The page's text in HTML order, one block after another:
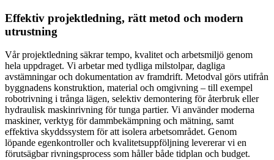
Effektiv projektledning, rätt metod och modern
utrustning
Vår projektledning säkrar tempo, kvalitet och arbetsmiljö genom
hela uppdraget. Vi arbetar med tydliga milstolpar, dagliga
avstämningar och dokumentation av framdrift. Metodval görs utifrån
byggnadens konstruktion, material och omgivning – till exempel
robotrivning i trånga lägen, selektiv demontering för återbruk eller
hydraulisk maskinrivning för tunga partier. Vi använder moderna
maskiner, verktyg för dammbekämpning och mätning, samt
effektiva skyddssystem för att isolera arbetsområdet. Genom
löpande egenkontroller och kvalitetsuppföljning levererar vi en
förutsägbar rivningsprocess som håller både tidplan och budget.